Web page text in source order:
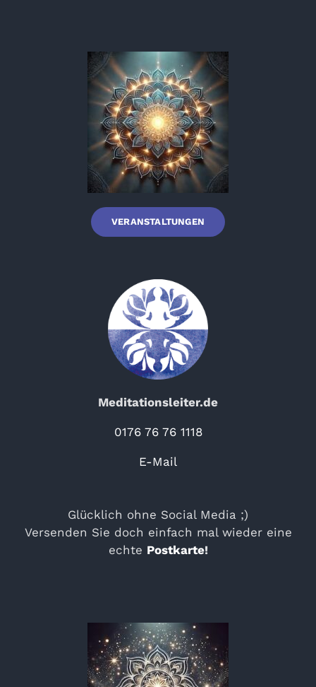
VERANSTALTUNGEN
Meditationsleiter.de
0176 76 76 1118
E-Mail
Glücklich ohne Social Media ;)
Versenden Sie doch einfach mal wieder eine
echte Postkarte!